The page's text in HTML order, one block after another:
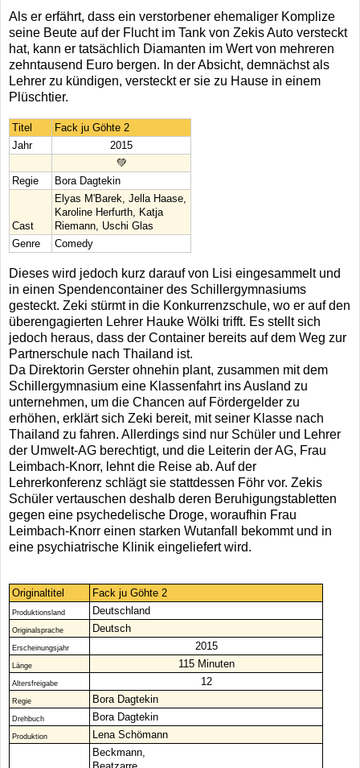
Als er erfährt, dass ein verstorbener ehemaliger Komplize
seine Beute auf der Flucht im Tank von Zekis Auto versteckt
hat, kann er tatsächlich Diamanten im Wert von mehreren
zehntausend Euro bergen. In der Absicht, demnächst als
Lehrer zu kündigen, versteckt er sie zu Hause in einem
Plüschtier.
Titel
Fack ju Göhte 2
Jahr
2015
💚
Regie
Bora Dagtekin
Cast
Elyas M'Barek, Jella Haase,
Karoline Herfurth, Katja
Riemann, Uschi Glas
Genre
Comedy
Dieses wird jedoch kurz darauf von Lisi eingesammelt und
in einen Spendencontainer des Schillergymnasiums
gesteckt. Zeki stürmt in die Konkurrenzschule, wo er auf den
überengagierten Lehrer Hauke Wölki trifft. Es stellt sich
jedoch heraus, dass der Container bereits auf dem Weg zur
Partnerschule nach Thailand ist.
Da Direktorin Gerster ohnehin plant, zusammen mit dem
Schillergymnasium eine Klassenfahrt ins Ausland zu
unternehmen, um die Chancen auf Fördergelder zu
erhöhen, erklärt sich Zeki bereit, mit seiner Klasse nach
Thailand zu fahren. Allerdings sind nur Schüler und Lehrer
der Umwelt-AG berechtigt, und die Leiterin der AG, Frau
Leimbach-Knorr, lehnt die Reise ab. Auf der
Lehrerkonferenz schlägt sie stattdessen Föhr vor. Zekis
Schüler vertauschen deshalb deren Beruhigungstabletten
gegen eine psychedelische Droge, woraufhin Frau
Leimbach-Knorr einen starken Wutanfall bekommt und in
eine psychiatrische Klinik eingeliefert wird.
Originaltitel Fack ju Göhte 2
Produktionsland Deutschland
Originalsprache Deutsch
Erscheinungsjahr 2015
Länge 115 Minuten
Altersfreigabe 12
Regie Bora Dagtekin
Drehbuch Bora Dagtekin
Produktion
Lena Schömann
Beckmann,